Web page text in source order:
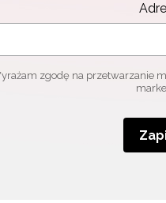
zgodę na przetwarzanie